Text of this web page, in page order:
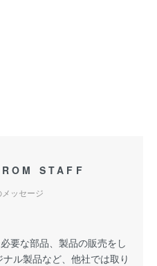
STAFF
ッセージ
要な部品、製品の販売をし
ル製品など、他社では取り